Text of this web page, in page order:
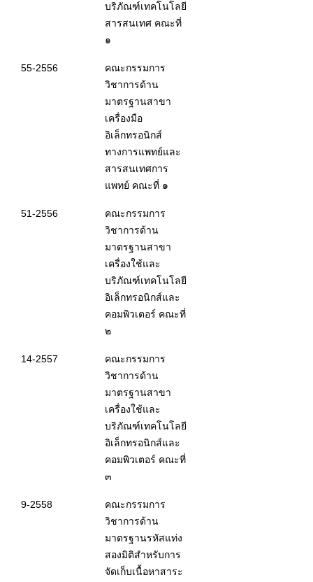
บริภัณฑ์เทคโนโลยี
สารสนเทศ คณะที่
๑
55-2556
คณะกรรมการ
วิชาการด้าน
มาตรฐานสาขา
เครื่องมือ
อิเล็กทรอนิกส์
ทางการแพทย์และ
สารสนเทศการ
แพทย์ คณะที่ ๑
51-2556
คณะกรรมการ
วิชาการด้าน
มาตรฐานสาขา
เครื่องใช้และ
บริภัณฑ์เทคโนโลยี
อิเล็กทรอนิกส์และ
คอมพิวเตอร์ คณะที่
๒
14-2557
คณะกรรมการ
วิชาการด้าน
มาตรฐานสาขา
เครื่องใช้และ
บริภัณฑ์เทคโนโลยี
อิเล็กทรอนิกส์และ
คอมพิวเตอร์ คณะที่
๓
9-2558
คณะกรรมการ
วิชาการด้าน
มาตรฐานรหัสแท่ง
สองมิติสำหรับการ
จัดเก็บเนื้อหาสาระ